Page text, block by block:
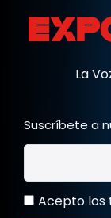
La
Suscríbete a
Acepto los